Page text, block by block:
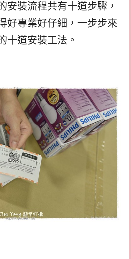
安裝流程共有十道步驟，
好專業好仔細，一步步來
十道安裝工法。